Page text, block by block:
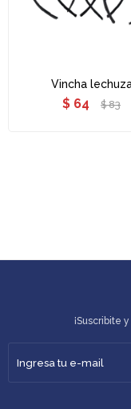
Vincha
$ 64 $ 83
¡Suscribite